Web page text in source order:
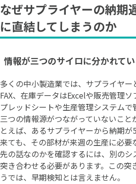
なぜサプライヤーの納期
に直結してしまうのか
情報が三つのサイロに分かれて
多くの中小製造業では、サプライヤ
FAX、在庫データはExcelや販売管理
プレッドシートや生産管理システム
三つの情報源がつながっていないこと
とえば、あるサプライヤーから納期
来ても、その部材が来週の生産に必要
先の話なのかを確認するには、別の
突き合わせる必要があります。この突
うでは、早期検知とは言えません。